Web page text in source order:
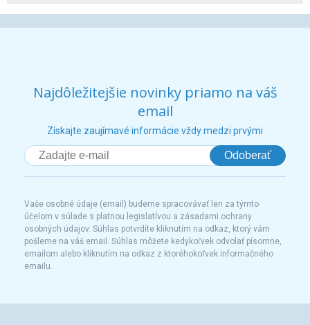
Najdôležitejšie novinky priamo na váš
email
Získajte zaujímavé informácie vždy medzi prvými
Odoberať
Vaše osobné údaje (email) budeme spracovávať len za týmto
účelom v súlade s platnou legislatívou a zásadami ochrany
osobných údajov. Súhlas potvrdíte kliknutím na odkaz, ktorý vám
pošleme na váš email. Súhlas môžete kedykoľvek odvolať písomne,
emailom alebo kliknutím na odkaz z ktoréhokoľvek informačného
emailu.